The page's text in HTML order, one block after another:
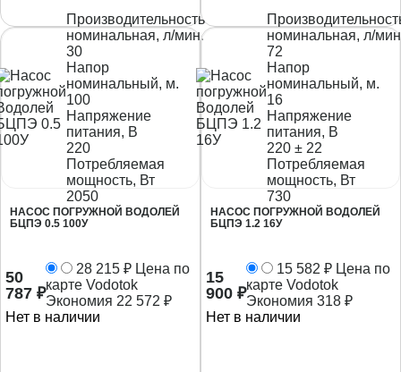
Производительность
номинальная, л/мин.
30
Напор
номинальный, м.
100
Напряжение
питания, В
220
Потребляемая
мощность, Вт
2050
НАСОС ПОГРУЖНОЙ ВОДОЛЕЙ
БЦПЭ 0.5 100У
50
787 ₽
28 215 ₽ Цена по
карте Vodotok
Экономия 22 572 ₽
Нет в наличии
номинальная, л/
72
Напор
номинальный, м.
16
Напряжение
питания, В
220 ± 22
Потребляемая
мощность, Вт
730
НАСОС ПОГРУЖНОЙ ВОДОЛЕЙ
БЦПЭ 1.2 16У
15
900 ₽
15 582 ₽ Цена по
карте Vodotok
Экономия 318 ₽
Нет в наличии